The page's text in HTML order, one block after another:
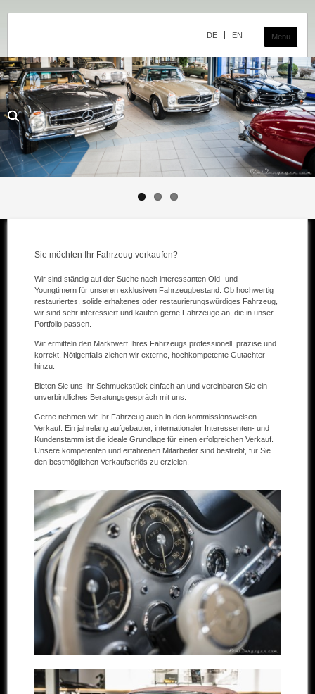
DE EN Menü
Das Classic Center
Geschichte
Die Ausstellung
Die Ausstellung
Die Fahrzeuge
Fahrzeuge Mercedes
Kontakt
Impressum
Datenschutz
Haftungsausschluss
Sie möchten Ihr Fahrzeug verkaufen?
Wir sind ständig auf der Suche nach interessanten Old- und
Youngtimern für unseren exklusiven Fahrzeugbestand. Ob hochwertig
restauriertes, solide erhaltenes oder restaurierungswürdiges Fahrzeug,
wir sind sehr interessiert und kaufen gerne Fahrzeuge an, die in unser
Portfolio passen.
Wir ermitteln den Marktwert Ihres Fahrzeugs professionell, präzise und
korrekt. Nötigenfalls ziehen wir externe, hochkompetente Gutachter
hinzu.
Bieten Sie uns Ihr Schmuckstück einfach an und vereinbaren Sie ein
unverbindliches Beratungsgespräch mit uns.
Gerne nehmen wir Ihr Fahrzeug auch in den kommissionsweisen
Verkauf. Ein jahrelang aufgebauter, internationaler Interessenten- und
Kundenstamm ist die ideale Grundlage für einen erfolgreichen Verkauf.
Unsere kompetenten und erfahrenen Mitarbeiter sind bestrebt, für Sie
den bestmöglichen Verkaufserlös zu erzielen.